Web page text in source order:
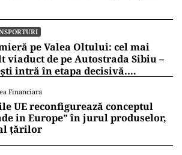
pe Valea Oltului: cel mai
viaduct de pe Autostrada Sibiu –
intră în etapa decisivă.
unde s-a ajuns cu lucrările
Financiara
UE reconfigurează conceptul
in Europe” în jurul produselor,
țărilor